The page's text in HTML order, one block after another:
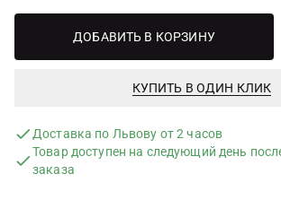
ДОБАВИТЬ В КОРЗИНУ
КУПИТЬ В ОДИН КЛИК
Доставка по Львову от 2 часов
Товар доступен на следующий день
заказа